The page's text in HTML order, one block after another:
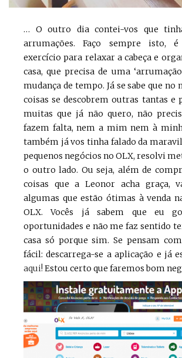
… O outro dia contei-vos que
arrumações. Faço sempre isto,
exercício para relaxar a cabeça e
casa, que precisa de uma
mudança de tempo. Já se sabe que no
coisas se descobrem outras tantas e
muitas que já não quero, não
fazem falta, nem a mim nem à
também já vos tinha falado da
pequenos negócios no OLX, resolvi
o outro lado. Ou seja, além de
coisas que a Leonor acha graça,
algumas que estão ótimas à venda
OLX. Vocês já sabem que eu
oportunidades e não me faz sentido
casa só porque sim. Se pensam
fácil: descarrega-se a aplicação e já
aqui! Estou certo que faremos bom